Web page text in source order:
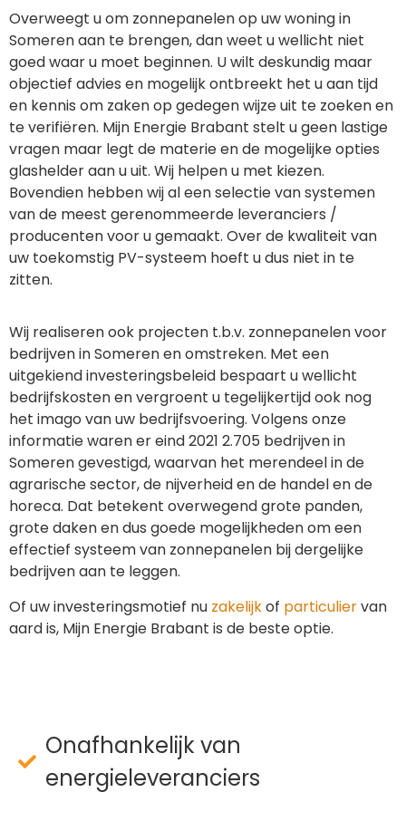
Overweegt u om zonnepanelen op uw woning in
Someren aan te brengen, dan weet u wellicht niet
goed waar u moet beginnen. U wilt deskundig maar
objectief advies en mogelijk ontbreekt het u aan tijd
en kennis om zaken op gedegen wijze uit te zoeken en
te verifiëren. Mijn Energie Brabant stelt u geen lastige
vragen maar legt de materie en de mogelijke opties
glashelder aan u uit. Wij helpen u met kiezen.
Bovendien hebben wij al een selectie van systemen
van de meest gerenommeerde leveranciers /
producenten voor u gemaakt. Over de kwaliteit van
uw toekomstig PV-systeem hoeft u dus niet in te
zitten.
Wij realiseren ook projecten t.b.v. zonnepanelen voor
bedrijven in Someren en omstreken. Met een
uitgekiend investeringsbeleid bespaart u wellicht
bedrijfskosten en vergroent u tegelijkertijd ook nog
het imago van uw bedrijfsvoering. Volgens onze
informatie waren er eind 2021 2.705 bedrijven in
Someren gevestigd, waarvan het merendeel in de
agrarische sector, de nijverheid en de handel en de
horeca. Dat betekent overwegend grote panden,
grote daken en dus goede mogelijkheden om een
effectief systeem van zonnepanelen bij dergelijke
bedrijven aan te leggen.
Of uw investeringsmotief nu zakelijkof particuliervan
aard is, Mijn Energie Brabant is de beste optie.
Onafhankelijk van
energieleveranciers